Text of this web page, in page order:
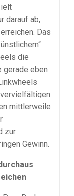
darauf ab,
Das
die
gerade eben
mittlerweile
zur
Gewinn.